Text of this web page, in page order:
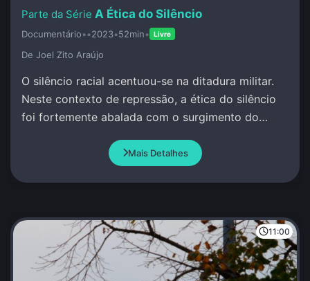
A Ética do Silêncio
Documentário••2023•52min• Livre
De Joel Zito Araújo
O silêncio racial acentuou-se na ditadura militar.
Neste contexto de repressão, a ética do silêncio
foi fortemente abalada com o surgimento do
Mais Detalhes
11:00